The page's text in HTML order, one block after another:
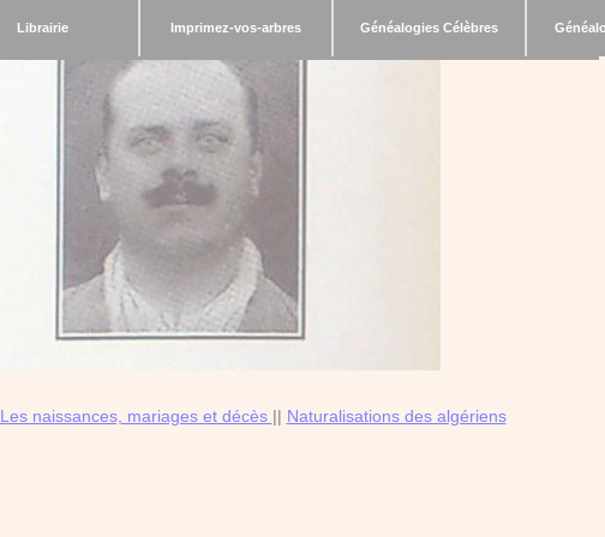
Librairie Imprimez-vos-arbres Généalogies Célèbres
Les naissances, mariages et décès || Naturalisations des algériens